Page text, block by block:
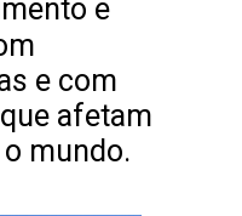
e
e com
afetam
mundo.